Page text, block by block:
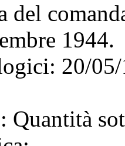
del
1944.
20/
Quantità